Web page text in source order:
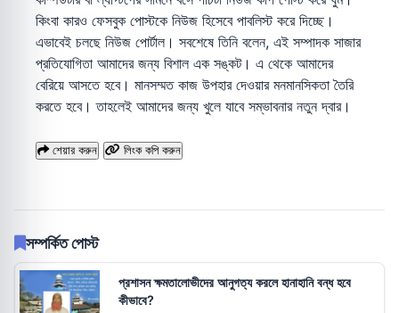
কিংবা কারও ফেসবুক পোস্টকে নিউজ হিসেবে পাবলিস্ট করে দিচ্ছে।
এভাবেই চলছে নিউজ পোর্টাল। সবশেষে তিনি বলেন, এই সম্পাদক সাজার
প্রতিযোগিতা আমাদের জন্য বিশাল এক সঙ্কট। এ থেকে আমাদের
বেরিয়ে আসতে হবে। মানসম্মত কাজ উপহার দেওয়ার মনমানসিকতা তৈরি
করতে হবে। তাহলেই আমাদের জন্য খুলে যাবে সম্ভাবনার নতুন দ্বার।
শেয়ার করুন লিংক কপি করুন
সম্পর্কিত পোস্ট
প্রশাসন ক্ষমতালোভীদের আনুগত্য করলে হানাহানি বন্ধ হবে
কীভাবে?